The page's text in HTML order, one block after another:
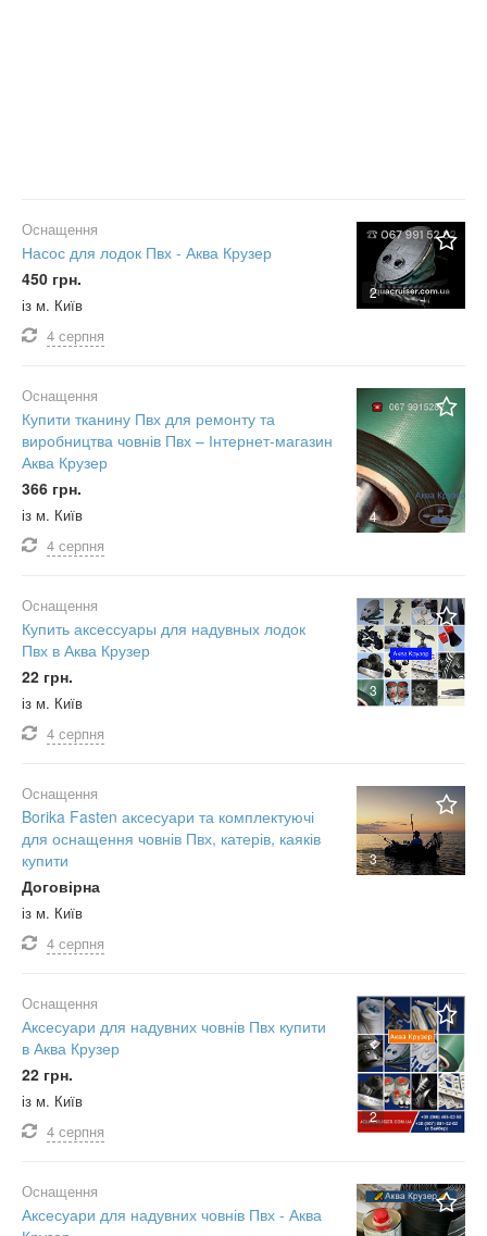
2
Оснащення
Насос для лодок Пвх - Аква Крузер
450 грн.
із м. Київ
4 серпня
4
Оснащення
Купити тканину Пвх для ремонту та
виробництва човнів Пвх – Інтернет-магазин
Аква Крузер
366 грн.
із м. Київ
4 серпня
3
Оснащення
Купить аксессуары для надувных лодок
Пвх в Аква Крузер
22 грн.
із м. Київ
4 серпня
3
Оснащення
Borika Fasten аксесуари та комплектуючі
для оснащення човнів Пвх, катерів, каяків
купити
Договірна
із м. Київ
4 серпня
2
Оснащення
Аксесуари для надувних човнів Пвх купити
в Аква Крузер
22 грн.
із м. Київ
4 серпня
Оснащення
Аксесуари для надувних човнів Пвх - Аква